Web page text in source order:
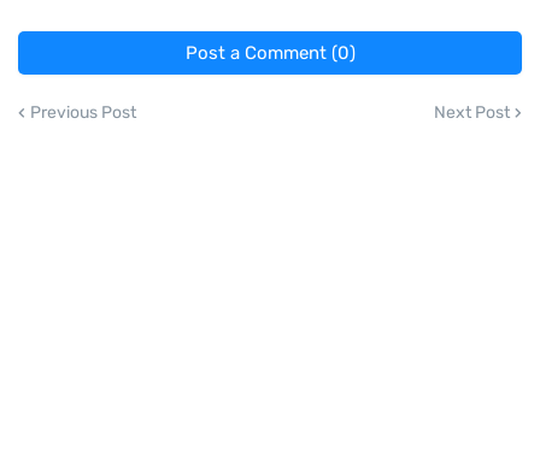
Post a Comment (0)
Previous Post Next Post